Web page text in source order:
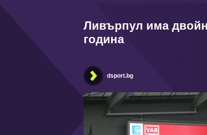
Ливърпул има
година
dsport.bg